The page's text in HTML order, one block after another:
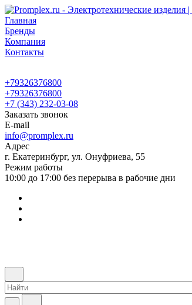
Главная
Бренды
Компания
Контакты
+79326376800
+79326376800
+7 (343) 232-03-08
Заказать звонок
E-mail
info@promplex.ru
Адрес
г. Екатеринбург, ул. Онуфриева, 55
Режим работы
10:00 до 17:00 без перерыва в рабочие дни